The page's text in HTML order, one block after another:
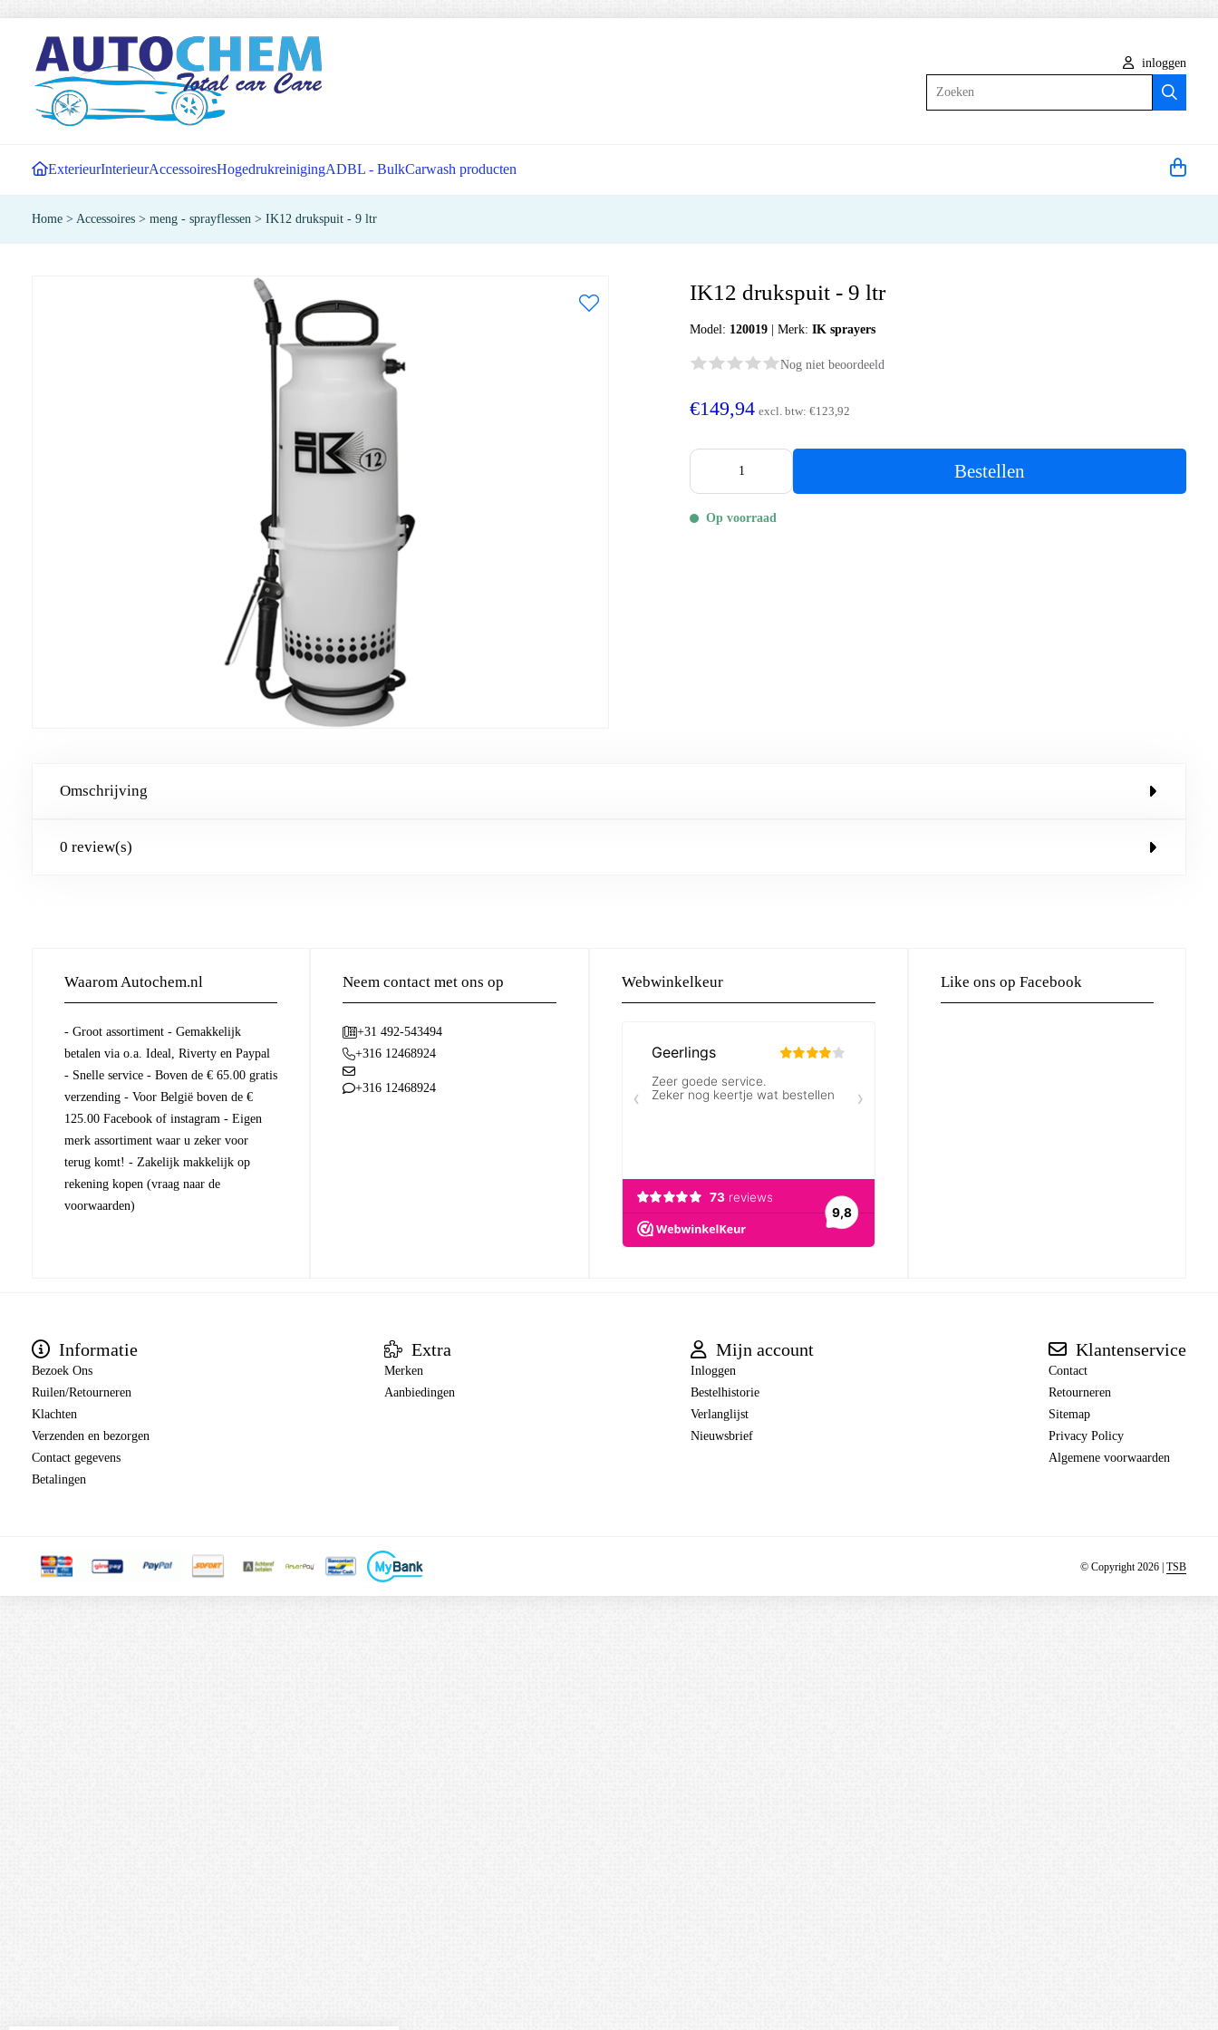
inloggen
ExterieurInterieurAccessoiresHogedrukreinigingADBL - BulkCarwash producten
Home > Accessoires > meng - sprayflessen > IK12 drukspuit - 9 ltr
IK12 drukspuit - 9 ltr
Model: 120019 |Merk:IK sprayers
Nog niet beoordeeld
€149,94 excl. btw:€123,92
Bestellen
Op voorraad
Omschrijving
0 review(s)
Waarom Autochem.nl
- Groot assortiment - Gemakkelijk
betalen via o.a. Ideal, Riverty en Paypal
- Snelle service - Boven de € 65.00 gratis
verzending - Voor België boven de €
125.00 Facebook of instagram - Eigen
merk assortiment waar u zeker voor
terug komt! - Zakelijk makkelijk op
rekening kopen (vraag naar de
voorwaarden)
Neem contact met ons op
+31 492-543494
+316 12468924
+316 12468924
Webwinkelkeur Like ons op Facebook
Informatie
Bezoek Ons
Ruilen/Retourneren
Klachten
Verzenden en bezorgen
Contact gegevens
Betalingen
Extra
Merken
Aanbiedingen
Mijn account
Inloggen
Bestelhistorie
Verlanglijst
Nieuwsbrief
Klantenservice
Contact
Retourneren
Sitemap
Privacy Policy
Algemene voorwaarden
© Copyright 2026 | TSB